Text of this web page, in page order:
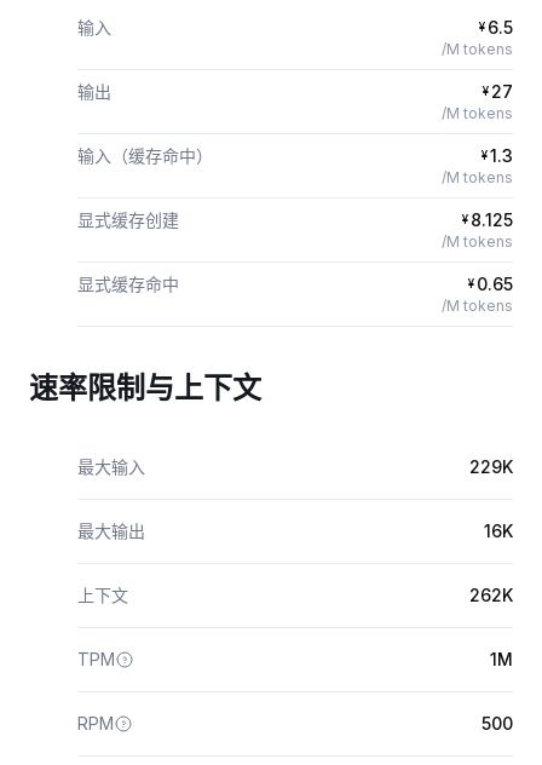
输入 ¥ 6.5
/M tokens
输出 ¥ 27
/M tokens
输入（缓存命中） ¥1.3
/M tokens
显式缓存创建 ¥ 8.125
/M tokens
显式缓存命中 ¥ 0.65
/M tokens
速率限制与上下文
最大输入 229K
最大输出 16K
上下文 262K
TPM 1M
RPM 500